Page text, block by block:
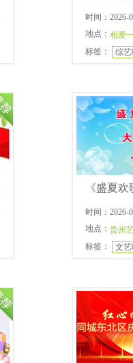
时间：2026-
地点： 相爱
标签：
综
时间：2026-
地点： 贵州
标签：
文